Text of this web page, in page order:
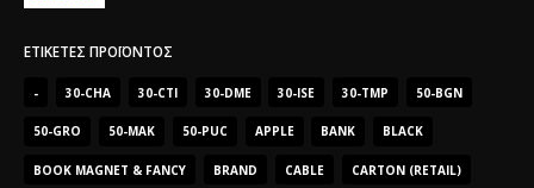
ΕΤΙΚΈΤΕΣ ΠΡΟΪΌΝΤΟΣ
- 30-CHA 30-CTI 30-DME 30-ISE 30-TMP 50-BGN
50-GRO 50-MAK 50-PUC APPLE BANK BLACK
BOOK MAGNET & FANCY BRAND CABLE CARTON (RETAIL)